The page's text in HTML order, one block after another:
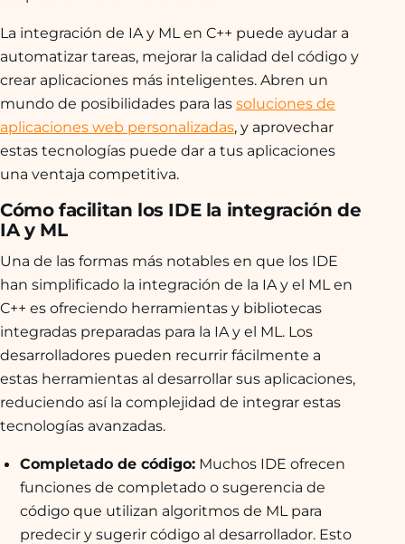
La integración de IA y ML en C++ puede ayudar a
automatizar tareas, mejorar la calidad del código y
crear aplicaciones más inteligentes. Abren un
mundo de posibilidades para las soluciones de
aplicaciones web personalizadas, y aprovechar
estas tecnologías puede dar a tus aplicaciones
una ventaja competitiva.
Cómo facilitan los IDE la integración de
IA y ML
Una de las formas más notables en que los IDE
han simplificado la integración de la IA y el ML en
C++ es ofreciendo herramientas y bibliotecas
integradas preparadas para la IA y el ML. Los
desarrolladores pueden recurrir fácilmente a
estas herramientas al desarrollar sus aplicaciones,
reduciendo así la complejidad de integrar estas
tecnologías avanzadas.
Completado de código:Muchos IDE ofrecen
funciones de completado o sugerencia de
código que utilizan algoritmos de ML para
predecir y sugerir código al desarrollador. Esto